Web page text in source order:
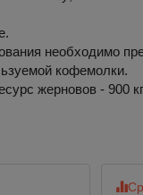
необходимо
кофемолки.
жерновов - 900